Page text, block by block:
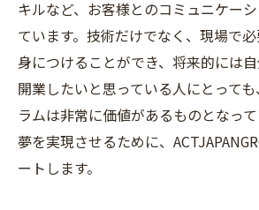
キルなど、お客様とのコミュニケー
ています。技術だけでなく、現場で
身につけることができ、将来的には
開業したいと思っている人にとって
ラムは非常に価値があるものとなっ
夢を実現させるために、
ートします。